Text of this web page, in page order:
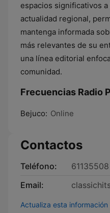
espacios significativos
actualidad regional,
mantenga informada
más relevantes de su
una línea editorial
comunidad.
Frecuencias Radio
Bejuco: Online
Contactos
Teléfono:
61135508
Email:
Actualiza esta